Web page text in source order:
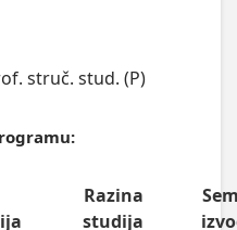
struč. stud. (P)
Razina
studija